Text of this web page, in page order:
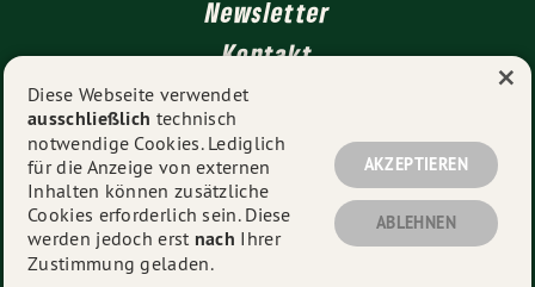
Newsletter
Kontakt
Impressum
Datenschutz
© 2026Kreisverband Ludwigsburg
- Alle Rechte
vorbehalten.
Diese Webseite verwendet
ausschließlich technisch
notwendige Cookies. Lediglich
für die Anzeige von externen
Inhalten können zusätzliche
Cookies erforderlich sein. Diese
werden jedoch erst nach Ihrer
Zustimmung geladen.
AKZEPTIEREN
ABLEHNEN
×